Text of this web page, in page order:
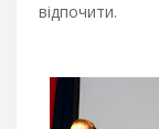
відпочити.